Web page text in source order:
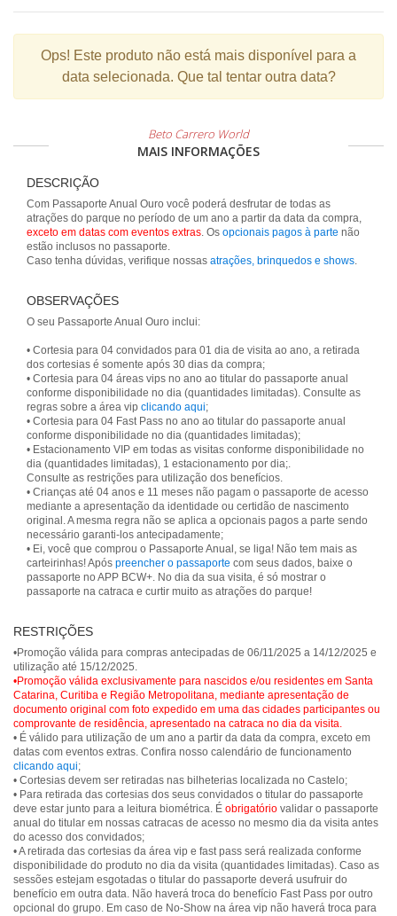
Ops! Este produto não está mais disponível para a
data selecionada. Que tal tentar outra data?
Beto Carrero World
MAIS INFORMAÇÕES
DESCRIÇÃO
Com Passaporte Anual Ouro você poderá desfrutar de todas as
atrações do parque no período de um ano a partir da data da compra,
exceto em datas com eventos extras. Os opcionais pagos à parte não
estão inclusos no passaporte.
Caso tenha dúvidas, verifique nossas atrações, brinquedos e shows.
OBSERVAÇÕES
O seu Passaporte Anual Ouro inclui:
• Cortesia para 04 convidados para 01 dia de visita ao ano, a retirada
dos cortesias é somente após 30 dias da compra;
• Cortesia para 04 áreas vips no ano ao titular do passaporte anual
conforme disponibilidade no dia (quantidades limitadas). Consulte as
regras sobre a área vip clicando aqui;
• Cortesia para 04 Fast Pass no ano ao titular do passaporte anual
conforme disponibilidade no dia (quantidades limitadas);
• Estacionamento VIP em todas as visitas conforme disponibilidade no
dia (quantidades limitadas), 1 estacionamento por dia;.
Consulte as restrições para utilização dos benefícios.
• Crianças até 04 anos e 11 meses não pagam o passaporte de acesso
mediante a apresentação da identidade ou certidão de nascimento
original. A mesma regra não se aplica a opcionais pagos a parte sendo
necessário garanti-los antecipadamente;
• Ei, você que comprou o Passaporte Anual, se liga! Não tem mais as
carteirinhas! Após preencher o passaporte com seus dados, baixe o
passaporte no APP BCW+. No dia da sua visita, é só mostrar o
RESTRIÇÕES
•Promoção válida para compras antecipadas de 06/11/2025 a 14/12/2025 e
•Promoção válida exclusivamente para nascidos e/ou residentes em Santa
Catarina, Curitiba e Região Metropolitana, mediante apresentação de
documento original com foto expedido em uma das cidades participantes ou
comprovante de residência, apresentado na catraca no dia da visita.
• É válido para utilização de um ano a partir da data da compra, exceto em
datas com eventos extras. Confira nosso calendário de funcionamento
clicando aqui;
• Cortesias devem ser retiradas nas bilheterias localizada no Castelo;
• Para retirada das cortesias dos seus convidados o titular do passaporte
deve estar junto para a leitura biométrica. É obrigatório validar o passaporte
anual do titular em nossas catracas de acesso no mesmo dia da visita antes
do acesso dos convidados;
• A retirada das cortesias da área vip e fast pass será realizada conforme
disponibilidade do produto no dia da visita (quantidades limitadas). Caso as
sessões estejam esgotadas o titular do passaporte deverá usufruir do
benefício em outra data. Não haverá troca do benefício Fast Pass por outro
opcional do grupo. Em caso de No-Show na área vip não haverá troca para